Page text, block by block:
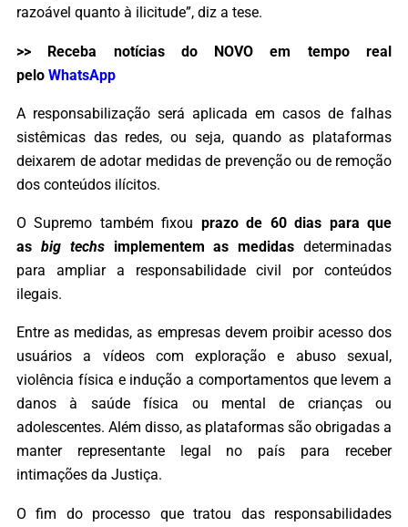
razoável quanto à ilicitude”, diz a tese.
>> Receba notícias do NOVO em tempo real
pelo WhatsApp
A responsabilização será aplicada em casos de falhas
sistêmicas das redes, ou seja, quando as plataformas
deixarem de adotar medidas de prevenção ou de remoção
dos conteúdos ilícitos.
O Supremo também fixou prazo de 60 dias para que
as big techsimplementem as medidas determinadas
para ampliar a responsabilidade civil por conteúdos
ilegais.
Entre as medidas, as empresas devem proibir acesso dos
usuários a vídeos com exploração e abuso sexual,
violência física e indução a comportamentos que levem a
danos à saúde física ou mental de crianças ou
adolescentes. Além disso, as plataformas são obrigadas a
manter representante legal no país para receber
intimações da Justiça.
O fim do processo que tratou das responsabilidades